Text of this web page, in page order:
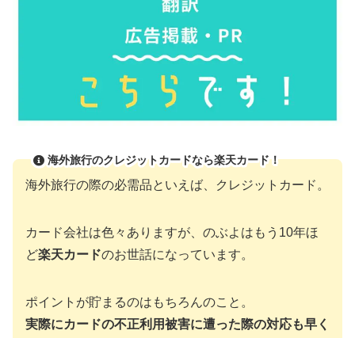
海外旅行のクレジットカードなら楽天カード！
海外旅行の際の必需品といえば、クレジットカード。
カード会社は色々ありますが、のぶよはもう10年ほ
ど楽天カードのお世話になっています。
ポイントが貯まるのはもちろんのこと。
実際にカードの不正利用被害に遭った際の対応も早く